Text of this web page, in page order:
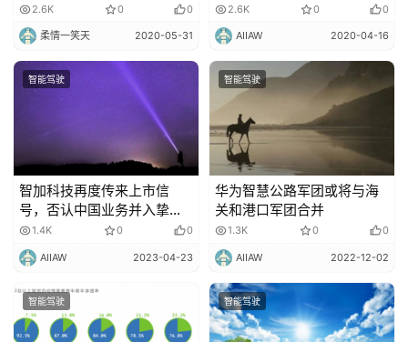
2.6K 0 0
柔情一笑天 2020-05-31
2.6K 0 0
AIIAW 2020-04-16
智能驾驶
智加科技再度传来上市信
号，否认中国业务并入挚途
科技
1.4K 0 0
AIIAW 2023-04-23
智能驾驶
华为智慧公路军团或将与海
关和港口军团合并
1.3K 0 0
AIIAW 2022-12-02
智能驾驶 智能驾驶